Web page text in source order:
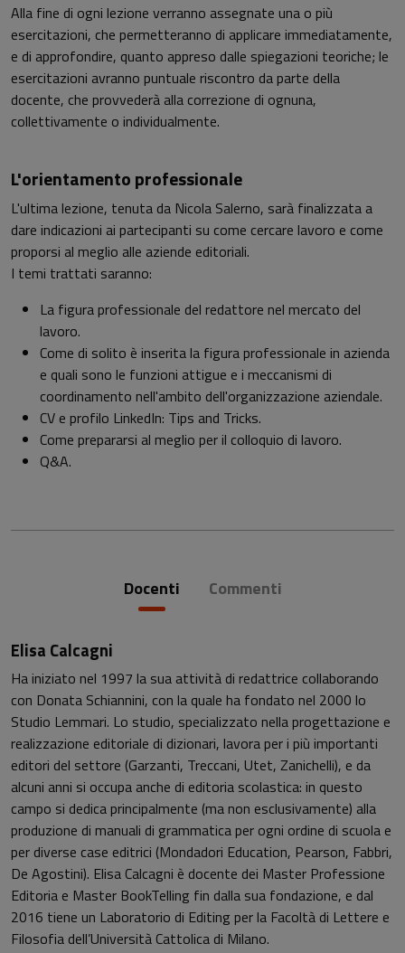
Alla fine di ogni lezione verranno assegnate una o più
esercitazioni, che permetteranno di applicare immediatamente,
e di approfondire, quanto appreso dalle spiegazioni teoriche; le
esercitazioni avranno puntuale riscontro da parte della
docente, che provvederà alla correzione di ognuna,
collettivamente o individualmente.
L'orientamento professionale
L'ultima lezione, tenuta da Nicola Salerno, sarà finalizzata a
dare indicazioni ai partecipanti su come cercare lavoro e come
proporsi al meglio alle aziende editoriali.
I temi trattati saranno:
La figura professionale del redattore nel mercato del
lavoro.
Come di solito è inserita la figura professionale in azienda
e quali sono le funzioni attigue e i meccanismi di
coordinamento nell'ambito dell'organizzazione aziendale.
CV e profilo LinkedIn: Tips and Tricks.
Come prepararsi al meglio per il colloquio di lavoro.
Q&A.
Docenti Commenti
Elisa Calcagni
Ha iniziato nel 1997 la sua attività di redattrice collaborando
con Donata Schiannini, con la quale ha fondato nel 2000 lo
Studio Lemmari. Lo studio, specializzato nella progettazione e
realizzazione editoriale di dizionari, lavora per i più importanti
editori del settore (Garzanti, Treccani, Utet, Zanichelli), e da
alcuni anni si occupa anche di editoria scolastica: in questo
campo si dedica principalmente (ma non esclusivamente) alla
produzione di manuali di grammatica per ogni ordine di scuola e
per diverse case editrici (Mondadori Education, Pearson, Fabbri,
De Agostini). Elisa Calcagni è docente dei Master Professione
Editoria e Master BookTelling fin dalla sua fondazione, e dal
2016 tiene un Laboratorio di Editing per la Facoltà di Lettere e
Filosofia dell’Università Cattolica di Milano.